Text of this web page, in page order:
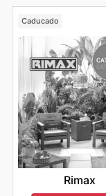
Caducado
Rimax